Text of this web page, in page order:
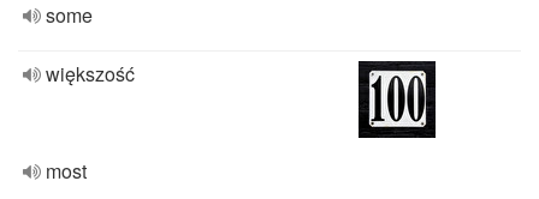
some
większość
most